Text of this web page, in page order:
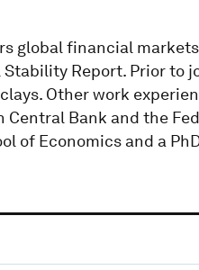
global financial
Stability Report. Prior to
Other work
Central Bank and the
of Economics and a